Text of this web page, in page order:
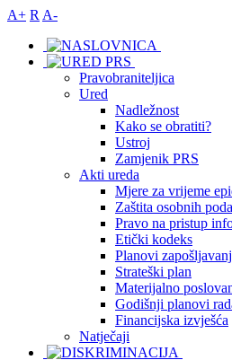
A+ R A-
Pravobraniteljica
Ured
Nadležnost
Kako se obratiti?
Ustroj
Zamjenik PRS
Akti ureda
Mjere za vrijeme
Zaštita osobnih
Pravo na pristup
Etički kodeks
Planovi
Strateški plan
Materijalno
Godišnji planovi
Financijska izvješća
Natječaji